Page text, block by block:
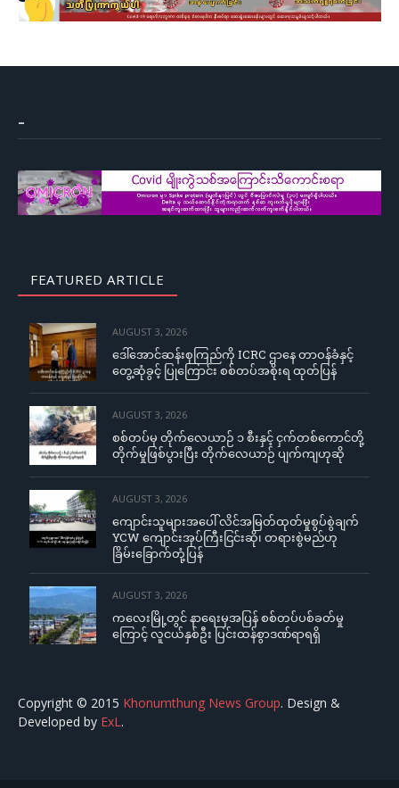
–
FEATURED ARTICLE
AUGUST 3, 2026
ဒေါ်အောင်ဆန်းစုကြည်ကို ICRC ဌာနေ တာဝန်ခံနှင့်
တွေ့ဆုံခွင့် ပြုကြောင်း စစ်တပ်အစိုးရ ထုတ်ပြန်
AUGUST 3, 2026
စစ်တပ်မှ တိုက်လေယာဉ် ၁ စီးနှင့် ငှက်တစ်ကောင်တို့
တိုက်မှုဖြစ်ပွားပြီး တိုက်လေယာဉ် ပျက်ကျဟုဆို
AUGUST 3, 2026
ကျောင်းသူများအပေါ် လိင်အမြတ်ထုတ်မှုစွပ်စွဲချက်
YCW ကျောင်းအုပ်ကြီးငြင်းဆို၊ တရားစွဲမည်ဟု
ခြိမ်းခြောက်တုံ့ပြန်
AUGUST 3, 2026
ကလေးမြို့တွင် နာရေးမှအပြန် စစ်တပ်ပစ်ခတ်မှု
ကြောင့် လူငယ်နှစ်ဦး ပြင်းထန်စွာဒဏ်ရာရရှိ
Copyright © 2015 Khonumthung News Group. Design &
Developed by ExL.